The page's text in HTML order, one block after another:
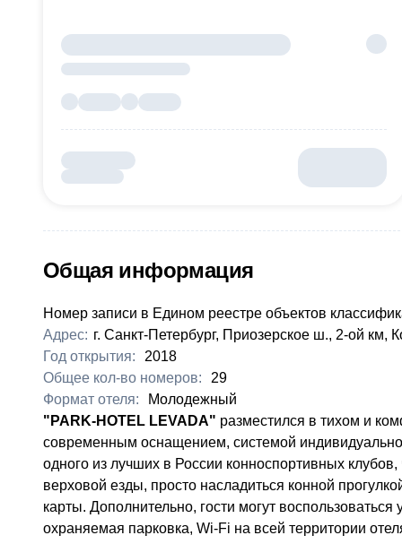
Общая информация
Номер записи в Едином реестре объектов
Адрес: г. Санкт-Петербург, Приозерское ш., 2-ой км,
Год открытия:
2018
Общее кол-во номеров:
29
Формат отеля:
Молодежный
"PARK-HOTEL LEVADA" разместился в тихом и
современным оснащением, системой
одного из лучших в России конноспортивных
верховой езды, просто насладиться конной
карты. Дополнительно, гости могут
охраняемая парковка, Wi-Fi на всей территории